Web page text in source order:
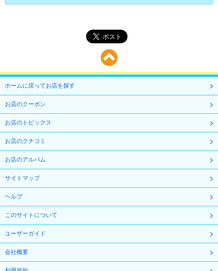
ホームに戻ってお店を探す
お店のクーポン
お店のトピックス
お店のクチコミ
お店のアルバム
サイトマップ
ヘルプ
このサイトについて
ユーザーガイド
会社概要